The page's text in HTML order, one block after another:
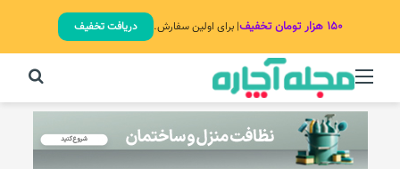
۱۵۰ هزار تومان تخفیف | برای اولین سفارش. دریافت تخفیف
منو